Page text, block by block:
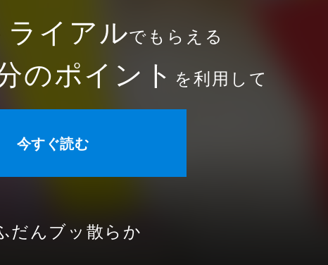
イアルでもらえる
のポイント を利用して
今すぐ読む
だんブッ散らか